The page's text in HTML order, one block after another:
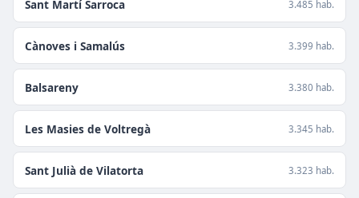
Sant Martí Sarroca 3.485 hab.
Cànoves i Samalús 3.399 hab.
Balsareny 3.380 hab.
Les Masies de Voltregà 3.345 hab.
Sant Julià de Vilatorta 3.323 hab.